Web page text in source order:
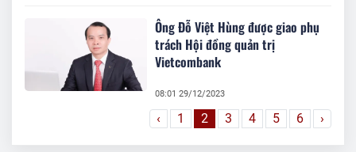
Ông Đỗ Việt Hùng được giao phụ
trách Hội đồng quản trị
Vietcombank
08:01 29/12/2023
‹ 1 2 3 4 5 6 ›